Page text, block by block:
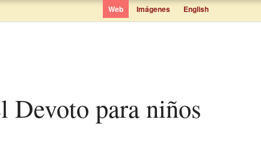
Web Imágenes English
Devoto para niños